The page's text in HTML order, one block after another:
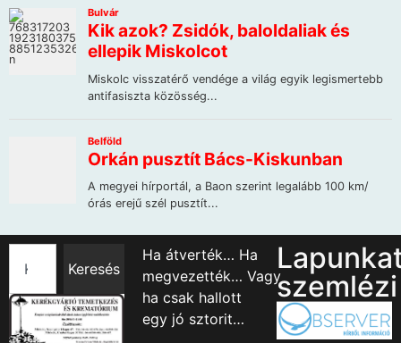
Keresés
Ha átverték… Ha
megvezették… Vagy
ha csak hallott
egy jó sztorit…
szemlézi